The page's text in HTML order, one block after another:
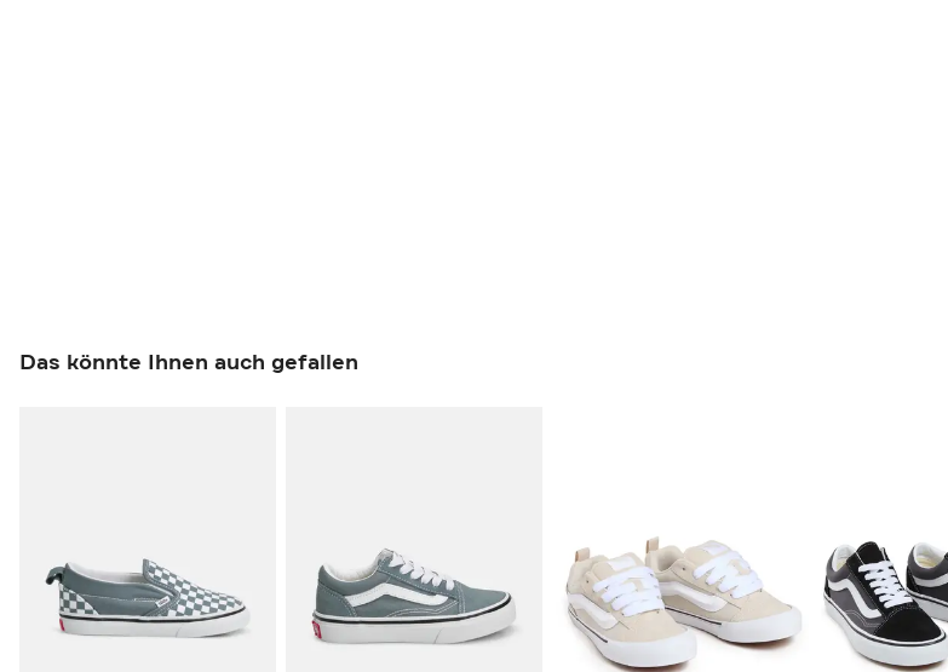
Das könnte Ihnen auch gefallen